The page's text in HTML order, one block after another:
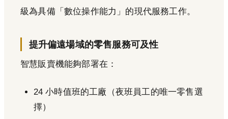
級為具備「數位操作能力」的現代服務工作。
提升偏遠場域的零售服務可及性
智慧販賣機能夠部署在：
24 小時值班的工廠（夜班員工的唯一零售選
擇）